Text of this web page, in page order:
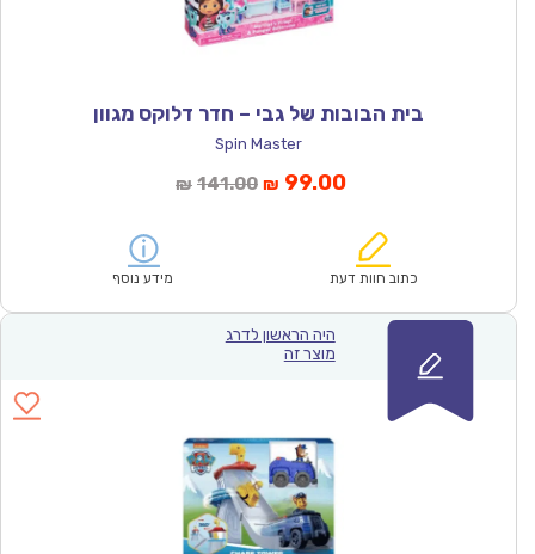
בית הבובות של גבי – חדר דלוקס מגוון
Spin Master
₪ 141.00המחיר
₪141.00.
₪ 99.00המחיר
הוא:
כתוב חוות דעת מידע נוסף
היה הראשון לדרג
מוצר זה